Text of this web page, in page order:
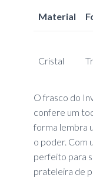
Material
Cristal
O frasco do
confere um
forma lembra
o poder. Com
perfeito para
prateleira de